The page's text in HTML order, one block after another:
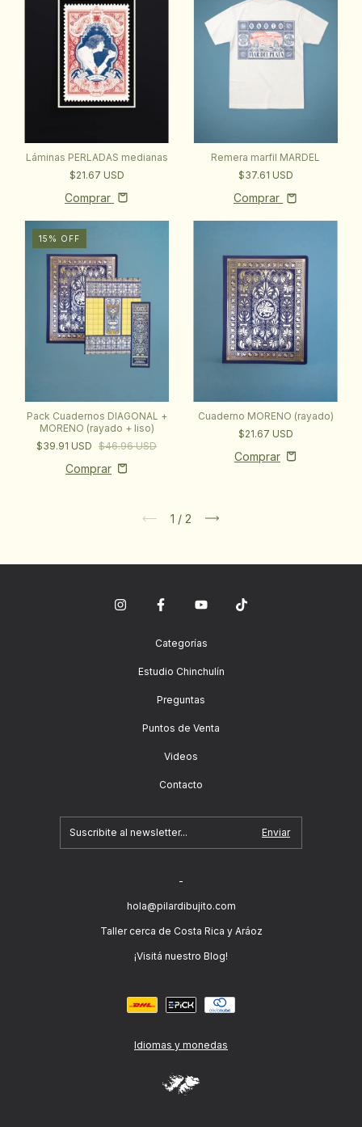
Láminas PERLADAS medianas
$21.67 USD
Comprar
Remera marfil MARDEL
$37.61 USD
Comprar
15 % OFF
Pack Cuadernos DIAGONAL +
MORENO (rayado + liso)
$39.91 USD $46.96 USD
Cuaderno MORENO (rayado)
$21.67 USD
1 / 2
Categorías
Estudio Chinchulín
Preguntas
Puntos de Venta
Videos
Contacto
-
hola@pilardibujito.com
Taller cerca de Costa Rica y Aráoz
¡Visitá nuestro Blog!
Idiomas y monedas